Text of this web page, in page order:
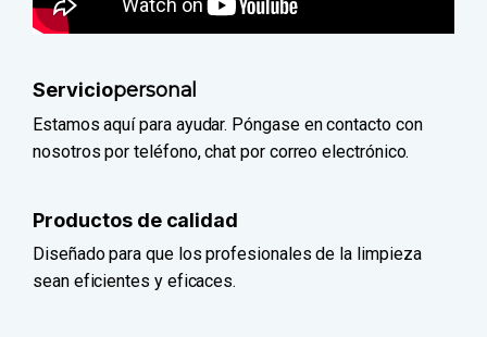
Serviciopersonal
Estamos aquí para ayudar. Póngase en contacto con
nosotros por teléfono, chat por correo electrónico.
Productos de calidad
Diseñado para que los profesionales de la limpieza
sean eficientes y eficaces.